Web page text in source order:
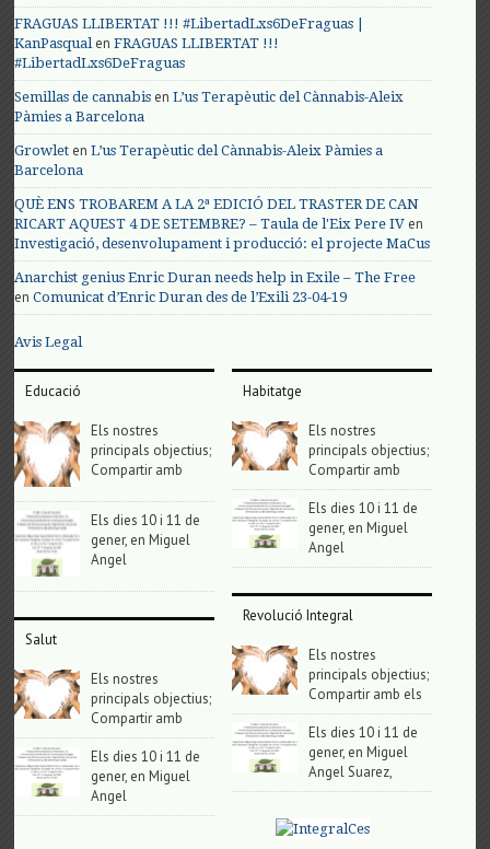
FRAGUAS LLIBERTAT !!! #LibertadLxs6DeFraguas |
KanPasqualenFRAGUAS LLIBERTAT !!!
#LibertadLxs6DeFraguas
Semillas de cannabis enL’us Terapèutic del Cànnabis-Aleix
Pàmies a Barcelona
Growlet enL’us Terapèutic del Cànnabis-Aleix Pàmies a
Barcelona
QUÈ ENS TROBAREM A LA 2ª EDICIÓ DEL TRASTER DE CAN
RICART AQUEST 4 DE SETEMBRE? – Taula de l'Eix Pere IV en
Investigació, desenvolupament i producció: el projecte MaCus
Anarchist genius Enric Duran needs help in Exile – The Free
enComunicat d’Enric Duran des de l’Exili 23-04-19
Avis Legal
Educació
Els nostres
principals objectius;
Compartir amb
Els dies 10 i 11 de
gener, en Miguel
Angel
Salut
Els nostres
principals objectius;
Compartir amb
Els dies 10 i 11 de
gener, en Miguel
Angel
Habitatge
Els nostres
principals objectius;
Compartir amb
Els dies 10 i 11 de
gener, en Miguel
Angel
Revolució Integral
Els nostres
principals objectius;
Compartir amb els
Els dies 10 i 11 de
gener, en Miguel
Angel Suarez,